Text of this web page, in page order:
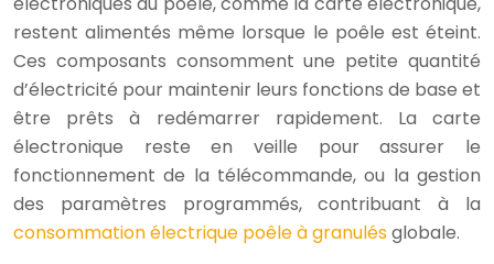
restent alimentés même lorsque le poêle est éteint.
Ces composants consomment une petite quantité
d’électricité pour maintenir leurs fonctions de base et
être prêts à redémarrer rapidement. La carte
électronique reste en veille pour assurer le
fonctionnement de la télécommande, ou la gestion
des paramètres programmés, contribuant à la
consommation électrique poêle à granulésglobale.